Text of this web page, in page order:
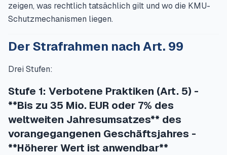
zeigen, was rechtlich tatsächlich gilt und wo die KMU-
Schutzmechanismen liegen.
Der Strafrahmen nach Art. 99
Drei Stufen:
Stufe 1: Verbotene Praktiken (Art. 5) -
**Bis zu 35 Mio. EUR oder 7% des
weltweiten Jahresumsatzes** des
vorangegangenen Geschäftsjahres -
**Höherer Wert ist anwendbar**